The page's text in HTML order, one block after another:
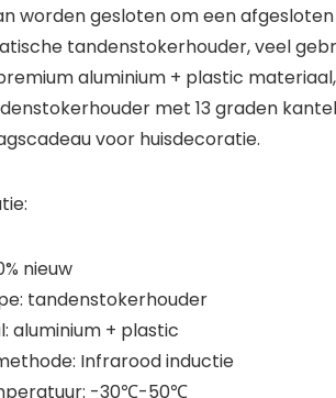
worden gesloten om een
tandenstokerhouder, veel
aluminium + plastic
met 13 graden
voor huisdecoratie.
nieuw
tandenstokerhouder
aluminium + plastic
Infrarood inductie
-30℃-50℃